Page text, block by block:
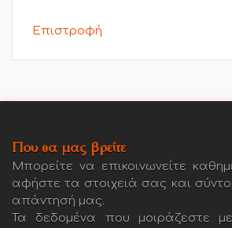
Επιστροφή
Που θα μας βρείτε
Μπορείτε να επικοινωνείτε
αφήστε τα στοιχειά σας και
απάντησή μας.
Τα δεδομένα που μοιράζεστε